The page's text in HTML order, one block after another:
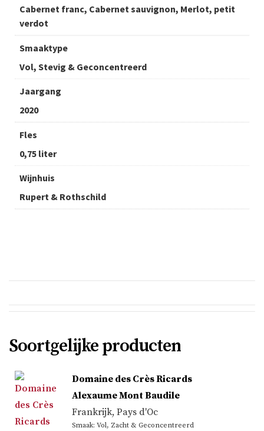
Cabernet franc, Cabernet sauvignon, Merlot, petit
verdot
Smaaktype
Vol, Stevig & Geconcentreerd
Jaargang
2020
Fles
0,75 liter
Wijnhuis
Rupert & Rothschild
Soortgelijke producten
Domaine des Crès Ricards
Alexaume Mont Baudile
Frankrijk, Pays d'Oc
Smaak: Vol, Zacht & Geconcentreerd